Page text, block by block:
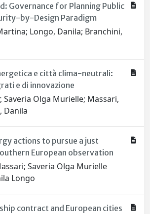
Governance for Planning Public
by-Design Paradigm
Longo, Danila; Branchini,
e città clima-neutrali:
e di innovazione
Saveria Olga Murielle; Massari,
Danila
actions to pursue a just
European observation
Saveria Olga Murielle
Longo
contract and European cities